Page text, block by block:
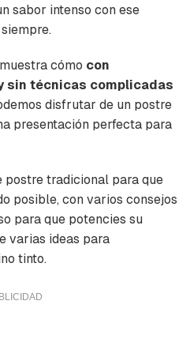
sabor intenso con ese
.
cómo con
sin técnicas complicadas
disfrutar de un postre
presentación perfecta para
postre tradicional para que
posible, con varios consejos
para que potencies su
varias ideas para
tinto.